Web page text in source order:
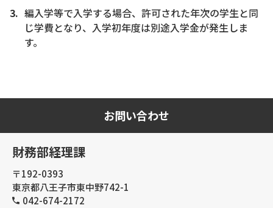
編入学等で入学する場合、許可された年次の学生と同
じ学費となり、入学初年度は別途入学金が発生しま
す。
お問い合わせ
財務部経理課
〒192-0393
東京都八王子市東中野742-1
042-674-2172